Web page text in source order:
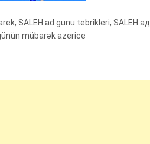
SALEH ad gunu tebrikleri, SALEH ад
mübarək azerice